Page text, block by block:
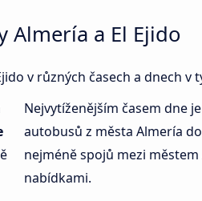
Almería a El Ejido
v různých časech a dnech v
Nejvytíženějším časem dne je
autobusů z města Almería
nejméně spojů mezi
nabídkami.